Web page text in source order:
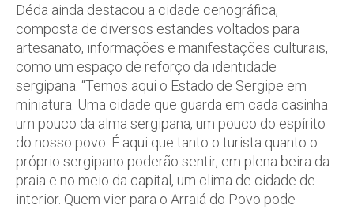
Déda ainda destacou a cidade cenográfica,
composta de diversos estandes voltados para
artesanato, informações e manifestações culturais,
como um espaço de reforço da identidade
sergipana. “Temos aqui o Estado de Sergipe em
miniatura. Uma cidade que guarda em cada casinha
um pouco da alma sergipana, um pouco do espírito
do nosso povo. É aqui que tanto o turista quanto o
próprio sergipano poderão sentir, em plena beira da
praia e no meio da capital, um clima de cidade de
interior. Quem vier para o Arraiá do Povo pode